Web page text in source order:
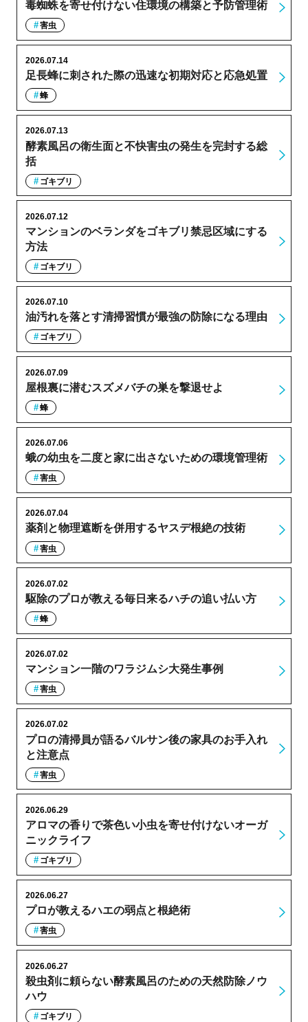
毒蜘蛛を寄せ付けない住環境の構築と予防管理術
害虫
足長蜂に刺された際の迅速な初期対応と応急処置
2026.07.14
蜂
酵素風呂の衛生面と不快害虫の発生を完封する総
括
2026.07.13
ゴキブリ
マンションのベランダをゴキブリ禁忌区域にする
方法
2026.07.12
ゴキブリ
油汚れを落とす清掃習慣が最強の防除になる理由
2026.07.10
ゴキブリ
屋根裏に潜むスズメバチの巣を撃退せよ
2026.07.09
蜂
蛾の幼虫を二度と家に出さないための環境管理術
2026.07.06
害虫
薬剤と物理遮断を併用するヤスデ根絶の技術
2026.07.04
害虫
駆除のプロが教える毎日来るハチの追い払い方
2026.07.02
蜂
マンション一階のワラジムシ大発生事例
2026.07.02
害虫
プロの清掃員が語るバルサン後の家具のお手入れ
と注意点
2026.07.02
害虫
アロマの香りで茶色い小虫を寄せ付けないオーガ
ニックライフ
2026.06.29
ゴキブリ
プロが教えるハエの弱点と根絶術
2026.06.27
害虫
殺虫剤に頼らない酵素風呂のための天然防除ノウ
ハウ
2026.06.27
ゴキブリ